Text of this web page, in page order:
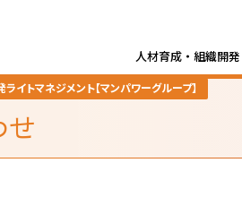
人材育成・組織開発
ライトマネジメントの特長
イトマネジメント【マンパワーグループ】
せ